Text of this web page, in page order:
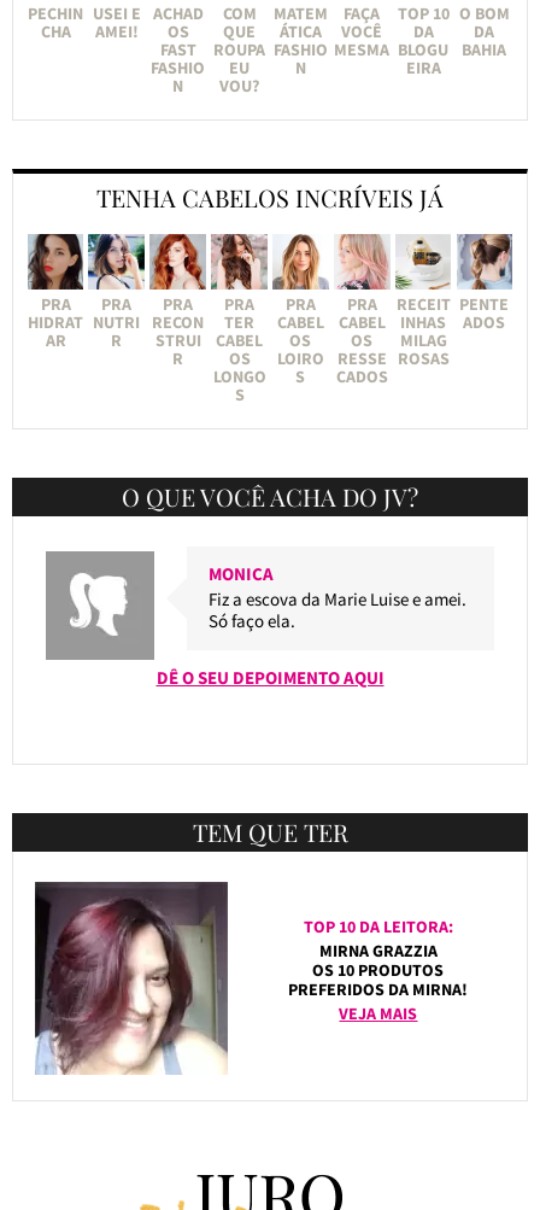
PECHIN
CHA
USEI E
AMEI!
ACHAD
OS
FAST
FASHIO
N
COM
QUE
ROUPA
EU
VOU?
MATEM
ÁTICA
FASHIO
N
FAÇA
VOCÊ
MESMA
TOP 10
DA
BLOGU
EIRA
O BOM
DA
BAHIA
TENHA CABELOS INCRÍVEIS JÁ
PRA
HIDRAT
AR
PRA
NUTRI
R
PRA
RECON
STRUI
R
PRA
TER
CABEL
OS
LONGO
S
PRA
CABEL
OS
LOIRO
S
PRA
CABEL
OS
RESSE
CADOS
RECEIT
INHAS
MILAG
ROSAS
PENTE
ADOS
O QUE VOCÊ ACHA DO JV?
MONICA
Fiz a escova da Marie Luise e amei.
Só faço ela.
DÊ O SEU DEPOIMENTO AQUI
TEM QUE TER
TOP 10 DA LEITORA:
MIRNA GRAZZIA
OS 10 PRODUTOS
PREFERIDOS DA MIRNA!
VEJA MAIS